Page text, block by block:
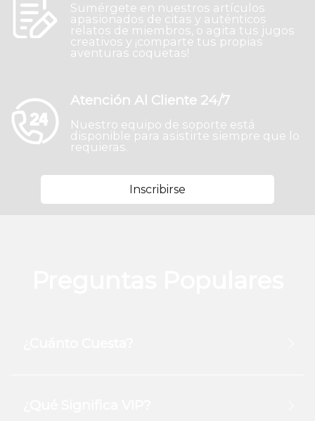
Sumérgete en nuestros artículos
apasionados de citas y auténticos
relatos de miembros, o agita tus jugos
creativos y ¡comparte tus propias
aventuras coquetas!
Atención Al Cliente 24/7
Nuestro equipo de soporte está
disponible para asistirte siempre que lo
requieras.
Inscribirse